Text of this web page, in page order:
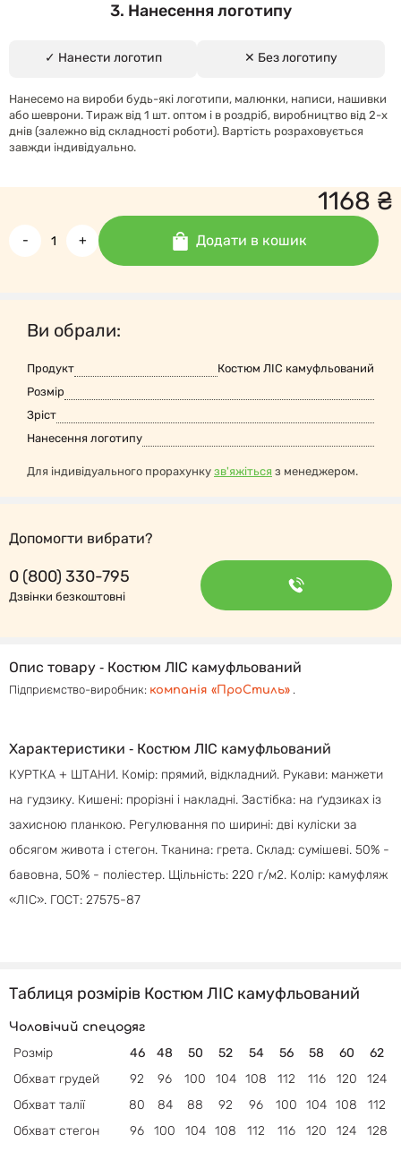
3. Нанесення логотипу
✓ Нанести логотип ✕ Без логотипу
Нанесемо на вироби будь-які логотипи, малюнки, написи, нашивки
або шеврони. Тираж від 1 шт. оптом і в роздріб, виробництво від 2-х
днів (залежно від складності роботи). Вартість розраховується
завжди індивідуально.
1168 ₴
- + Додати в кошик
Ви обрали:
Продукт
Костюм ЛІС камуфльований
Розмір
Зріст
Нанесення логотипу
Для індивідуального прорахунку зв'яжіться з менеджером.
Допомогти вибрати?
0 (800) 330-795
Дзвінки безкоштовні
Опис товару ‐ Костюм ЛІС камуфльований
Підприємство-виробник: компанія «ПроСтиль» .
Характеристики ‐ Костюм ЛІС камуфльований
КУРТКА + ШТАНИ. Комір: прямий, відкладний. Рукави: манжети
на гудзику. Кишені: прорізні і накладні. Застібка: на ґудзиках із
захисною планкою. Регулювання по ширині: дві куліски за
обсягом живота і стегон. Тканина: грета. Склад: сумішеві. 50% -
бавовна, 50% - поліестер. Щільність: 220 г/м2. Колір: камуфляж
«ЛІС». ГОСТ: 27575-87
Таблиця розмірів Костюм ЛІС камуфльований
Чоловічий спецодяг
Розмір 46 48 50 52 54 56 58 60
62
Обхват грудей
92 96 100 104 108 112 116 120
124
Обхват талії
80 84 88 92 96 100 104 108
112
Обхват стегон 96 100 104 108 112 116 120 124 128